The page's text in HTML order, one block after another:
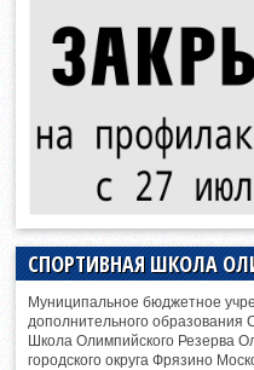
СПОРТИВНАЯ ШКОЛА
Муниципальное бюджетное
дополнительного образования
Школа Олимпийского Резерва
городского округа Фрязино